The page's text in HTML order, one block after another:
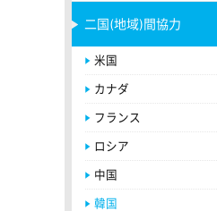
二国(地域)間協力
米国
カナダ
フランス
ロシア
中国
韓国